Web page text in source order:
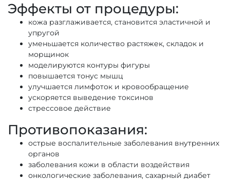
Эффекты от процедуры:
кожа разглаживается, становится эластичной и
упругой
уменьшается количество растяжек, складок и
морщинок
моделируются контуры фигуры
повышается тонус мышц
улучшается лимфоток и кровообращение
ускоряется выведение токсинов
стрессовое действие
Противопоказания:
острые воспалительные заболевания внутренних
органов
заболевания кожи в области воздействия
онкологические заболевания, сахарный диабет